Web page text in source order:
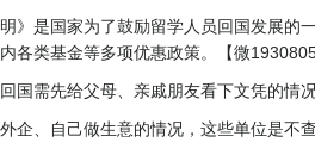
明》是国家为了鼓励留学人员回国发展
各类基金等多项优惠政策。【微
国需先给父母、亲戚朋友看下文凭的情
企、自己做生意的情况，这些单位是不